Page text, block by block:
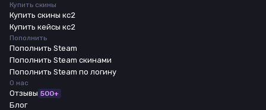
Купить скины
Купить скины кс2
Купить кейсы кс2
Пополнить
Пополнить Steam
Пополнить Steam скинами
Пополнить Steam по логину
О нас
Отзывы 500+
Блог